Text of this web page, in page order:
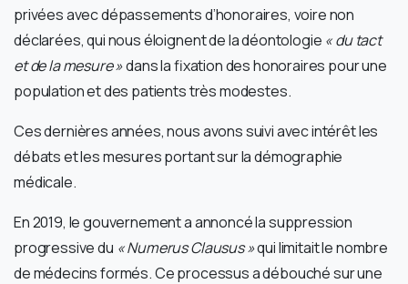
privées avec dépassements d’honoraires, voire non
déclarées, qui nous éloignent de la déontologie « du tact
et de la mesure »dans la fixation des honoraires pour une
population et des patients très modestes.
Ces dernières années, nous avons suivi avec intérêt les
débats et les mesures portant sur la démographie
médicale.
En 2019, le gouvernement a annoncé la suppression
progressive du « Numerus Clausus »qui limitait le nombre
de médecins formés. Ce processus a débouché sur une